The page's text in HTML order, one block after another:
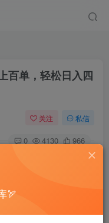
百单，轻松日入四
关注 私信
0 4130 966
🏹